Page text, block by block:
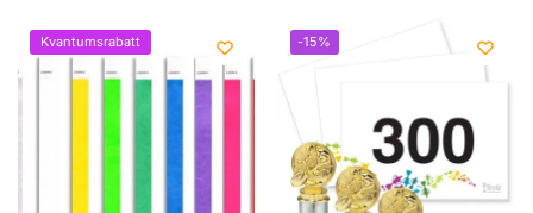
Kvantumsrabatt -15%